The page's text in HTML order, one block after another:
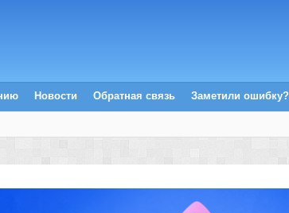
Новости Обратная связь Заметили ошибку?